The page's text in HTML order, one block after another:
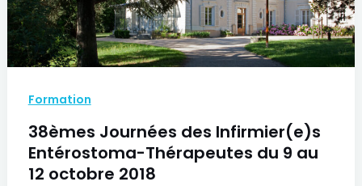
Formation
38èmes Journées des Infirmier(e)s
Entérostoma-Thérapeutes du 9 au
12 octobre 2018